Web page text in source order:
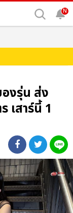
N
งรุ่น ส่ง
เสาร์นี้ 1